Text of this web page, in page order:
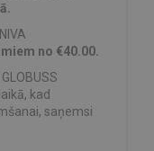
no €40.00.
kad
saņemsi